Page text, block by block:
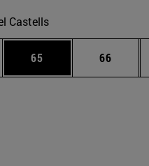
Castells
Use TAB para desplazarse.
Página
65 Página
66